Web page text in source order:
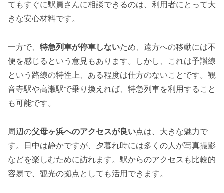
てもすぐに駅員さんに相談できるのは、利用者にとって大
きな安心材料です。
一方で、 特急列車が停車しないため、遠方への移動には不
便を感じるという意見もあります。しかし、これは予讃線
という路線の特性上、ある程度は仕方のないことです。観
音寺駅や高瀬駅で乗り換えれば、特急列車を利用すること
も可能です。
周辺の父母ヶ浜へのアクセスが良い点は、大きな魅力で
す。日中は静かですが、夕暮れ時には多くの人が写真撮影
などを楽しむために訪れます。駅からのアクセスも比較的
容易で、観光の拠点としても活用できます。